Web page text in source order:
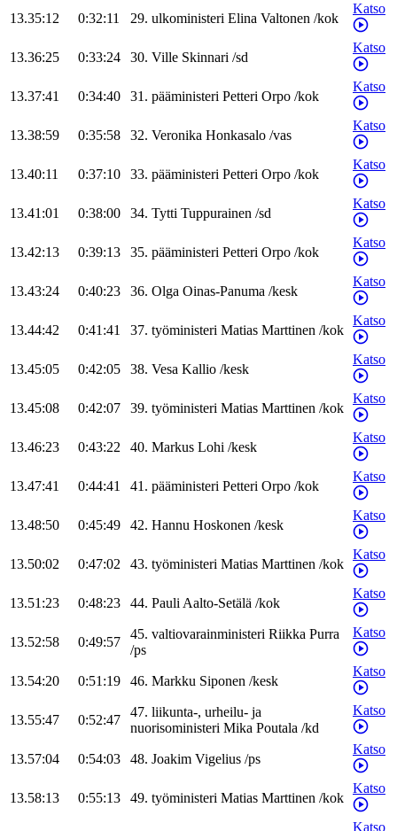
13.35:12 0:32:11 29. ulkoministeri Elina Valtonen /kok
Katso
13.36:25 0:33:24 30. Ville Skinnari /sd
Katso
13.37:41 0:34:40 31. pääministeri Petteri Orpo /kok
Katso
13.38:59 0:35:58 32. Veronika Honkasalo /vas
Katso
13.40:11 0:37:10 33. pääministeri Petteri Orpo /kok
Katso
13.41:01 0:38:00 34. Tytti Tuppurainen /sd
Katso
13.42:13 0:39:13 35. pääministeri Petteri Orpo /kok
Katso
13.43:24 0:40:23 36. Olga Oinas-Panuma /kesk
Katso
13.44:42 0:41:41 37. työministeri Matias Marttinen /kok
Katso
13.45:05 0:42:05 38. Vesa Kallio /kesk
Katso
13.45:08 0:42:07 39. työministeri Matias Marttinen /kok
Katso
13.46:23 0:43:22 40. Markus Lohi /kesk
Katso
13.47:41 0:44:41 41. pääministeri Petteri Orpo /kok
Katso
13.48:50 0:45:49 42. Hannu Hoskonen /kesk
Katso
13.50:02 0:47:02 43. työministeri Matias Marttinen /kok
Katso
13.51:23 0:48:23 44. PauliAalto-Setälä /kok
Katso
13.52:58 0:49:57
45. valtiovarainministeri Riikka Purra
/ps
Katso
13.54:20 0:51:19 46. Markku Siponen /kesk
Katso
13.55:47 0:52:47
47. liikunta-, urheilu- ja
nuorisoministeri Mika Poutala /kd
Katso
13.57:04 0:54:03 48. Joakim Vigelius /ps
Katso
13.58:13 0:55:13 49. työministeri Matias Marttinen /kok
Katso
Katso